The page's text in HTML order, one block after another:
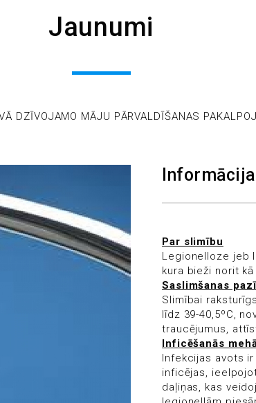
Jaunumi
DZĪVOJAMO MĀJU PĀRVALDĪŠANAS
Par slimību
Legionelloze jeb
kura bieži norit
Saslimšanas
Slimībai
līdz 39-40,5ºC,
traucējumus,
Inficēšanās
Infekcijas avots
inficējas,
daļiņas, kas